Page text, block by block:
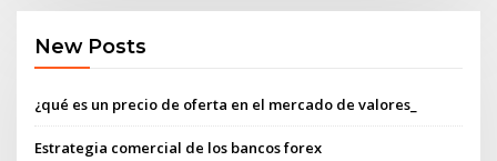
New Posts
¿qué es un precio de oferta en el mercado de valores_
Estrategia comercial de los bancos forex